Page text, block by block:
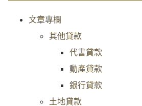
文章專欄
其他貸款
代書貸款
動產貸款
銀行貸款
土地貸款